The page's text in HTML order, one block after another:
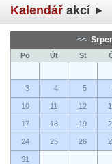
Kalendář akcí
<<
Po Út St
3 4 5
10 11 12
17 18 19
24 25 26
31